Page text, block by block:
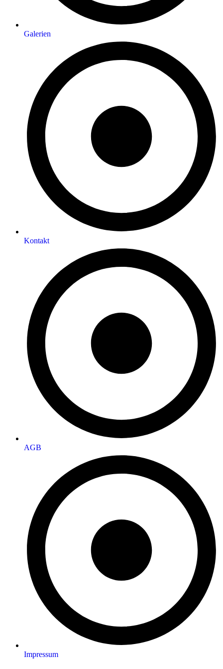
Galerien
Kontakt
AGB
Impressum